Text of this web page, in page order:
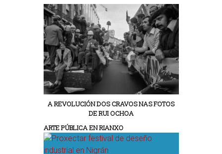
A REVOLUCIÓN DOS CRAVOS NAS FOTOS
DE RUI OCHOA
ARTE PÚBLICA EN RIANXO